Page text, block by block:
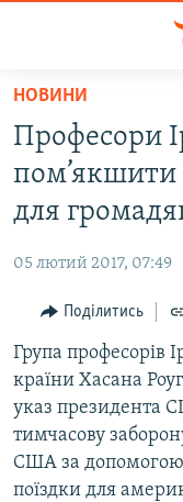
Перейти
основного
матеріалу
до
основної
Перейти
пошуку
НОВИНИ
ВОДА.КРИМ
БЛОГИ
ПОГЛЯД
ІНТЕРВ'Ю
ВСЕ ЗА ДЕНЬ
СПЕЦПРОЕКТИ
ДЕПОРТАЦІЯ
ЯК ОБІЙТИ
НОВИНИ
Професори
пом’якшити
для
05 лютий 2017, 07:49
Поділитись
Група професорів
країни Хасана
указ президента
тимчасову
США за
поїздки для